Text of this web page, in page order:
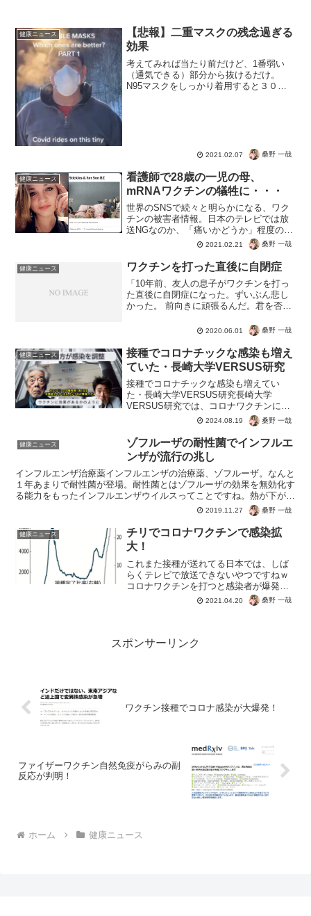
健康ニュース
【悲報】二重マスクの残念過ぎる
効果
考えてみれば当たり前だけど、1番弱い
（通気できる）部分から抜けるだけ。
N95マスクをしっかり着用すると３０分
2021.02.07 桑野 一哉
健康ニュース
看護師で28歳の一児の母、
mRNAワクチンの犠牲に・・・
世界のSNSで続々と明らかになる、ワク
チンの被害者情報。日本のテレビでは放
送NGなのか、「痛いかどうか」程度のど
うでもいい話ばかり。無くなってもワク
チンの売人からしたら、副反応はあるの
は当然だし、因果関係を認めないのも定
期。情報を見つけられ...
2021.02.21 桑野 一哉
健康ニュース ワクチンを打った直後に自閉症
「10年前、友人の息子がワクチンを打っ
た直後に自閉症になった。ずいぶん悲し
かった。 前向きに頑張るんだ。君を否定
30人に1人が罹患する国民病だから、大統
領の身近に自閉症児がいても不思議じゃ
ない。「10年前...
2020.06.01 桑野 一哉
健康ニュース
接種でコロナチックな感染も増え
ていた・長崎大学VERSUS研究
接種でコロナチックな感染も増えてい
た・長崎大学VERSUS研究長崎大学
VERSUS研究では、コロナワクチンにど
うにか効果あり。しかし生データを元に
正確な計算をすると、感染も発症リスク
もアップ。事実データでは1.17倍ほど接
種者の方が感染も発...
2024.08.19 桑野 一哉
健康ニュース
ゾフルーザの耐性菌でインフルエ
ンザが流行の兆し
インフルエンザ治療薬インフルエンザの治療薬、ゾフルーザ。なんと
１年あまりで耐性菌が登場。耐性菌とはゾフルーザの効果を無効化す
る能力をもったインフルエンザウイルスってことですね。熱が下がら
ない、治療効果がない、吐き気がするあたりがデメリットで...
2019.11.27 桑野 一哉
健康ニュース
チリでコロナワクチンで感染拡
大！
これまた接種が送れてる日本では、しば
らくテレビで放送できないやつですねｗ
コロナワクチンを打つと感染者が爆発的
に増えるという、安定の定期。チリ、接
種進むも感染拡大：日本経済新聞日経こ
2021.04.20 桑野 一哉
スポンサーリンク
ワクチン接種でコロナ感染が大爆発！
ファイザーワクチン自然免疫がらみの副
反応が判明！
ホーム 健康ニュース